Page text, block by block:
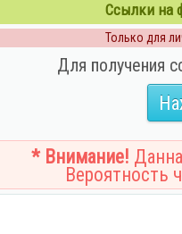
Ссылки на
Только для
Для получения
* Внимание!
Вероятность